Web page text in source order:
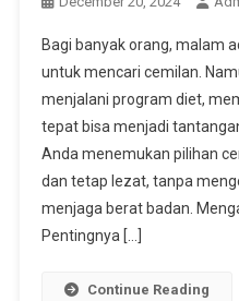
Bagi banyak orang, malam
untuk mencari cemilan.
menjalani program diet,
tepat bisa menjadi
Anda menemukan pilihan
dan tetap lezat, tanpa
menjaga berat badan.
Pentingnya […]
Continue Reading